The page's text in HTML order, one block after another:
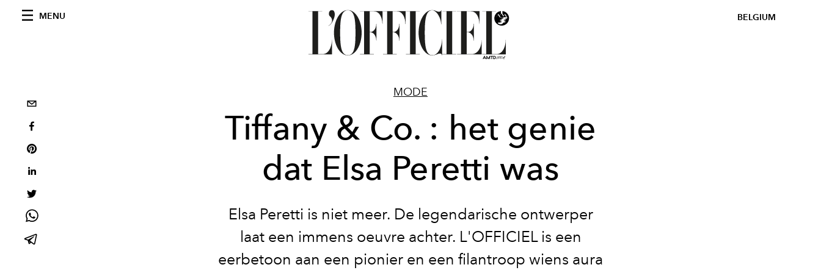
MENU BELGIUM
MODE
Tiffany & Co. : het genie
dat Elsa Peretti was
Elsa Peretti is niet meer. De legendarische ontwerper
laat een immens oeuvre achter. L'OFFICIEL is een
eerbetoon aan een pionier en een filantroop wiens aura